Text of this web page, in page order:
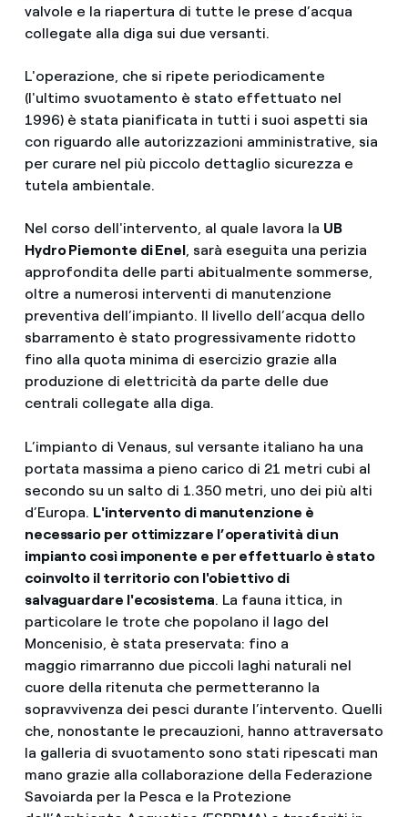
valvole e la riapertura di tutte le prese d’acqua
collegate alla diga sui due versanti.
L'operazione, che si ripete periodicamente
(l'ultimo svuotamento è stato effettuato nel
1996) è stata pianificata in tutti i suoi aspetti sia
con riguardo alle autorizzazioni amministrative, sia
per curare nel più piccolo dettaglio sicurezza e
tutela ambientale.
Nel corso dell'intervento, al quale lavora la UB
Hydro Piemonte di Enel, sarà eseguita una perizia
approfondita delle parti abitualmente sommerse,
oltre a numerosi interventi di manutenzione
preventiva dell’impianto. Il livello dell’acqua dello
sbarramento è stato progressivamente ridotto
fino alla quota minima di esercizio grazie alla
produzione di elettricità da parte delle due
centrali collegate alla diga.
L’impianto di Venaus, sul versante italiano ha una
portata massima a pieno carico di 21 metri cubi al
secondo su un salto di 1.350 metri, uno dei più alti
d’Europa. L'intervento di manutenzione è
necessario per ottimizzare l’operatività di un
impianto così imponente e per effettuarlo è stato
coinvolto il territorio con l'obiettivo di
salvaguardare l'ecosistema. La fauna ittica, in
particolare le trote che popolano il lago del
Moncenisio, è stata preservata: fino a
maggio rimarranno due piccoli laghi naturali nel
cuore della ritenuta che permetteranno la
sopravvivenza dei pesci durante l’intervento. Quelli
che, nonostante le precauzioni, hanno attraversato
la galleria di svuotamento sono stati ripescati man
mano grazie alla collaborazione della Federazione
Savoiarda per la Pesca e la Protezione